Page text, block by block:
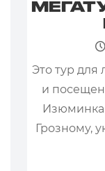
Это тур для
и
Изюминка
Грозному,